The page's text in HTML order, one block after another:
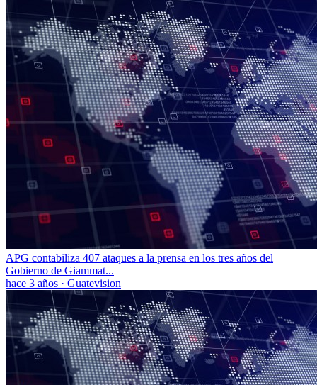
APG contabiliza 407 ataques a la prensa en los tres años del
Gobierno de Giammat...
hace 3 años · Guatevision